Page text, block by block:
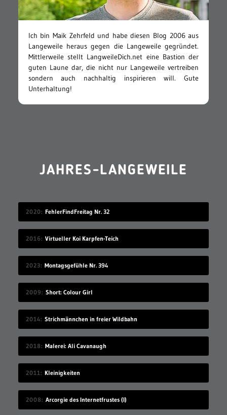
Ich bin Maik Zehrfeld und habe diesen Blog 2006 aus
Langeweile heraus gegen die Langeweile gegründet.
Mittlerweile stellt LangweileDich.net eine Bastion der
guten Laune dar, die nicht nur Langeweile vertreiben
sondern auch nachhaltig inspirieren will. Gute
Unterhaltung!
JAHRES-LANGEWEILE
2020 FehlerFindFreitag Nr. 32
2016 Virtueller Koi Karpfen-Teich
2023 Montagsgefühle Nr. 394
2009 Short: Colour Girl
2014 Strichmännchen in freier Wildbahn
2018 Malerei: Ali Cavanaugh
2011 Kleinigkeiten
2008 Arcorgie des Internetfrustes (I)